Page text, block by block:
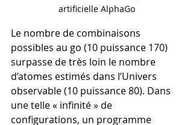
artificielle AlphaGo
Le nombre de combinaisons
possibles au go (10 puissance 170)
surpasse de très loin le nombre
d’atomes estimés dans l’Univers
observable (10 puissance 80). Dans
une telle « infinité » de
configurations, un programme